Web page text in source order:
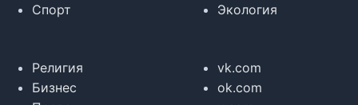
Спорт
Экология
Религия
Бизнес
vk.com
ok.com